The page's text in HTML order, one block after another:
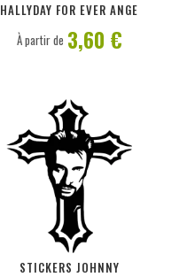
HALLYDAY FOR EVER ANGE
À partir de 3,60 €
STICKERS JOHNNY
PERSONNALISER